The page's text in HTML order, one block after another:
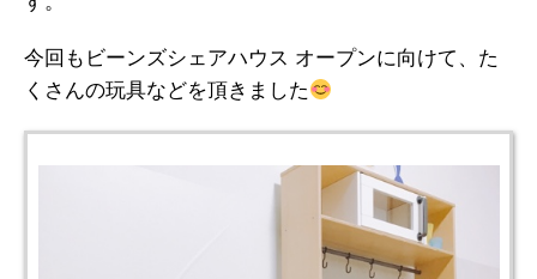
今回もビーンズシェアハウス オープンに向けて、た
くさんの玩具などを頂きました